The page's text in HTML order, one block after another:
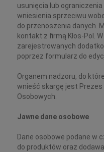
usunięcia lub
wniesienia sprzeciwu
do przenoszenia danych.
kontakt z firmą Kłos-Pol.
zarejestrowanych
poprzez formularz do
Organem nadzoru, do
wnieść skargę jest Prezes
Osobowych.
Jawne dane osobowe
Dane osobowe podane w
do produktów oraz